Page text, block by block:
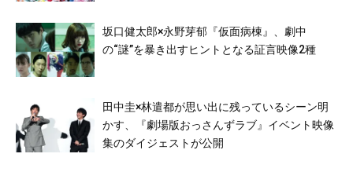
坂口健太郎×永野芽郁『仮面病棟』、劇中
の“謎”を暴き出すヒントとなる証言映像2種
田中圭×林遣都が思い出に残っているシーン明
かす、『劇場版おっさんずラブ』イベント映像
集のダイジェストが公開